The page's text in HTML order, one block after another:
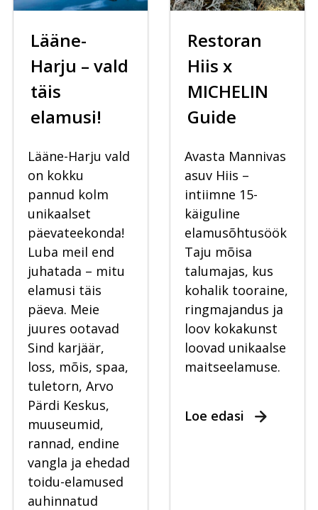
Lääne-
Harju – vald
täis
elamusi!
Lääne-Harju vald
on kokku
pannud kolm
unikaalset
päevateekonda!
Luba meil end
juhatada – mitu
elamusi täis
päeva. Meie
juures ootavad
Sind karjäär,
loss, mõis, spaa,
tuletorn, Arvo
Pärdi Keskus,
muuseumid,
rannad, endine
vangla ja ehedad
toidu-elamused
auhinnatud
Restoran
Hiis x
MICHELIN
Guide
Avasta Mannivas
asuv Hiis –
intiimne 15-
käiguline
elamusõhtusöök
Taju mõisa
talumajas, kus
kohalik tooraine,
ringmajandus ja
loov kokakunst
loovad unikaalse
maitseelamuse.
Loe edasi